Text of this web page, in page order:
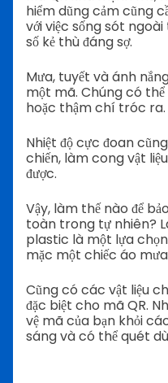
hiểm dũng cảm cũng
với việc sống sót
số kẻ thù đáng sợ.
Mưa, tuyết và ánh
một mã. Chúng có
hoặc thậm chí tróc ra.
Nhiệt độ cực đoan
chiến, làm cong vật
được.
Vậy, làm thế nào để
toàn trong tự nhiên?
plastic là một lựa
mặc một chiếc áo
Cũng có các vật liệu
đặc biệt cho mã QR.
vệ mã của bạn khỏi
sáng và có thể quét